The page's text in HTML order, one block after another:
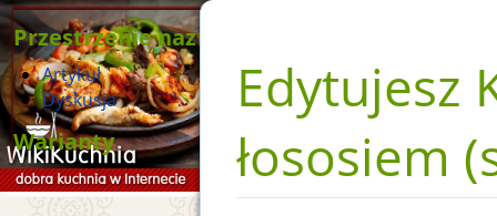
Edytujesz
łososiem
Przestrzenie nazw
Artykuł
Dyskusja
Warianty